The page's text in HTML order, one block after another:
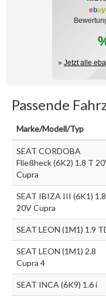
ebay
» Jetzt alle
Passende
Marke/Modell/Typ
SEAT CORDOBA
Fließheck (6K2) 1.8 T
Cupra
SEAT IBIZA III (6K1)
20V Cupra
SEAT LEON (1M1) 1.9
SEAT LEON (1M1) 2.8
Cupra 4
SEAT INCA (6K9) 1.6 i